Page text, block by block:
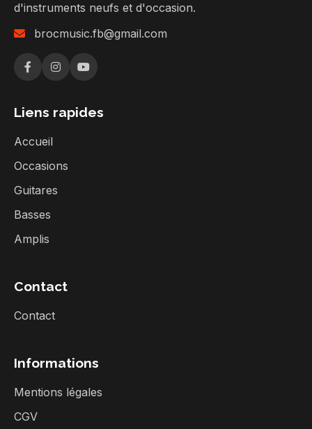
d'instruments neufs et d'occasion.
brocmusic.fb@gmail.com
Liens rapides
Accueil
Occasions
Guitares
Basses
Amplis
Contact
Contact
Informations
Mentions légales
CGV